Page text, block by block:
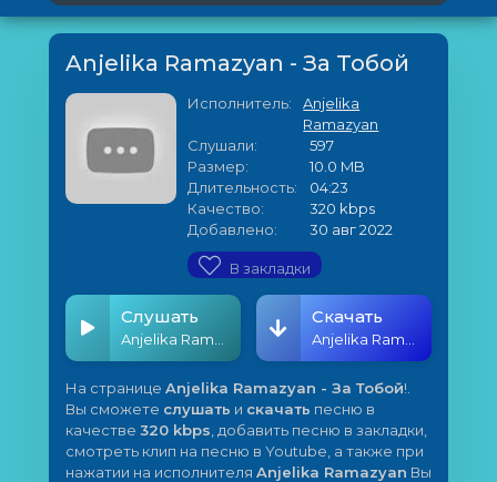
Anjelika Ramazyan - За Тобой
Исполнитель:
Anjelika
Ramazyan
Слушали:
597
Размер:
10.0 MB
Длительность:
04:23
Качество:
320 kbps
Добавлено:
30 авг 2022
В закладки
Слушать Скачать
На странице Anjelika Ramazyan - За Тобой!.
Вы сможете слушать и скачать песню в
качестве 320 kbps , добавить песню в закладки,
смотреть клип на песню в Youtube, а также при
нажатии на исполнителя Anjelika Ramazyan Вы